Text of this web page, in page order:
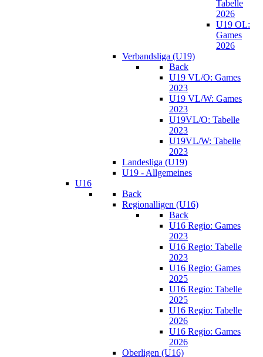
Tabelle
2026
U19 OL:
Games
2026
Verbandsliga (U19)
Back
U19 VL/O: Games
2023
U19 VL/W: Games
2023
U19VL/O: Tabelle
2023
U19VL/W: Tabelle
2023
Landesliga (U19)
U19 - Allgemeines
U16
Back
Regionalligen (U16)
Back
U16 Regio: Games
2023
U16 Regio: Tabelle
2023
U16 Regio: Games
2025
U16 Regio: Tabelle
2025
U16 Regio: Tabelle
2026
U16 Regio: Games
2026
Oberligen (U16)